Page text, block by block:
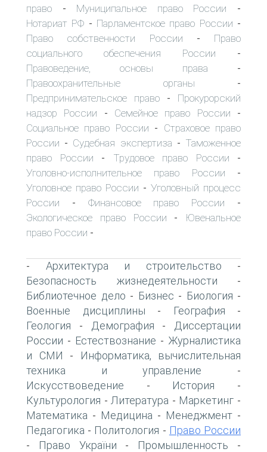
право - Муниципальное право России -
Нотариат РФ - Парламентское право России -
Право собственности России - Право
социального обеспечения России -
Правоведение, основы права -
Правоохранительные органы -
Предпринимательское право - Прокурорский
надзор России - Семейное право России -
Социальное право России - Страховое право
России - Судебная экспертиза - Таможенное
право России - Трудовое право России -
Уголовно-исполнительное право России -
Уголовное право России - Уголовный процесс
России - Финансовое право России -
Экологическое право России -
Ювенальное
право России -
- Архитектура и строительство -
Безопасность жизнедеятельности -
Библиотечное дело - Бизнес - Биология -
Военные дисциплины - География -
Геология - Демография -
Диссертации
России - Естествознание - Журналистика
и СМИ -
Информатика, вычислительная
техника и управление -
Искусствоведение - История -
Культурология - Литература - Маркетинг -
Математика - Медицина - Менеджмент -
Педагогика - Политология - Право России
- Право України - Промышленность -